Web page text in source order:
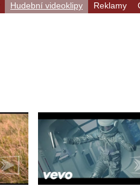
Hudební videoklipy Reklamy